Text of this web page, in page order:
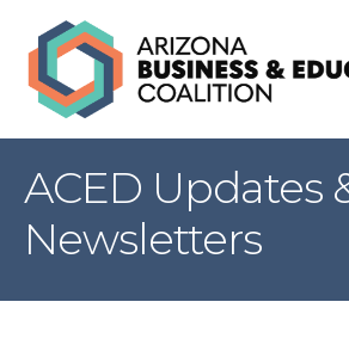
ACED Updates
Newsletters